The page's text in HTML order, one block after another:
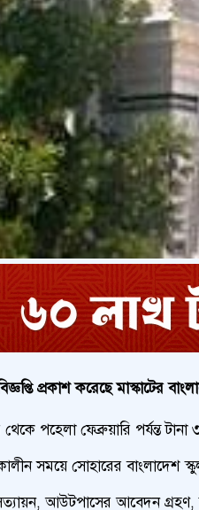
প্রকাশ করেছে মাস্কাটের
পহেলা ফেব্রুয়ারি পর্যন্ত
সময়ে সোহারের
আউটপাসের আবেদন গ্রহণ,